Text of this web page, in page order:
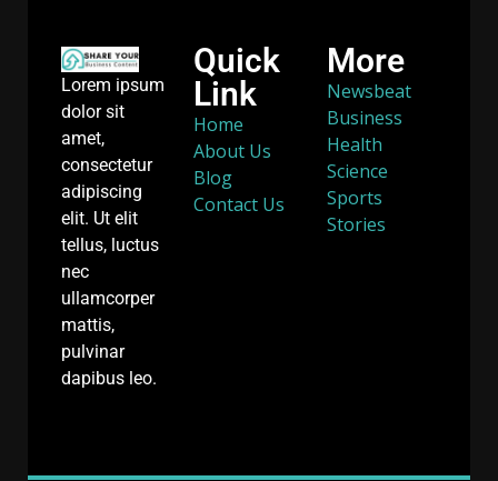
Lorem ipsum
dolor sit
amet,
consectetur
adipiscing
elit. Ut elit
tellus, luctus
nec
ullamcorper
mattis,
pulvinar
dapibus leo.
Quick
Link
Home
About Us
Blog
Contact Us
More
Newsbeat
Business
Health
Science
Sports
Stories